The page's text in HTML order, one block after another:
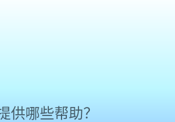
供哪些帮助？